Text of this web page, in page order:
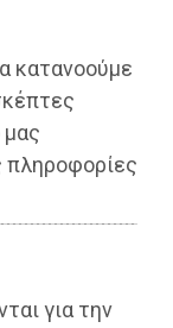
κατανοούμε
μας
πληροφορίες
για την